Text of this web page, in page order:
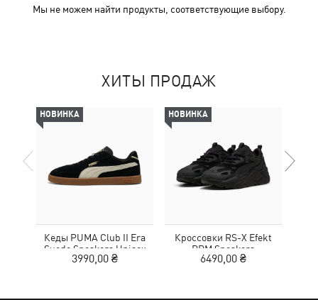
Мы не можем найти продукты, соответствующие выбору.
ХИТЫ ПРОДАЖ
НОВИНКА
Кеды PUMA Club II Era
Suede Sneakers Unisex
3990,00 ₴
НОВИНКА
Кроссовки RS-X Efekt
PRM Sneakers
6490,00 ₴